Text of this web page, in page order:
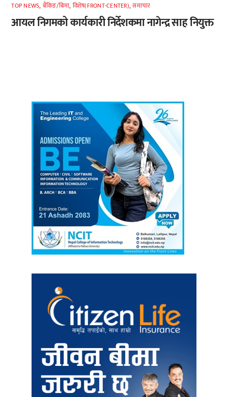
TOP NEWS, बैंकिङ/बिमा, विशेष(FRONT-CENTER),समाचार
आयल निगमको कार्यकारी निर्देशकमा नागेन्द्र साह नियुक्त